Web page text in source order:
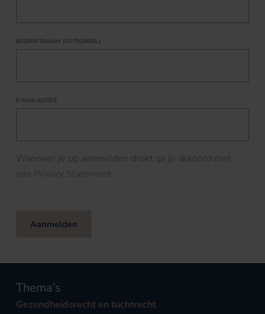
BEDRIJFSNAAM (OPTIONEEL)
E-MAILADRES
Wanneer je op aanmelden drukt ga je akkoord met
ons Privacy Statement.
Aanmelden
Thema’s
Gezondheidsrecht en tuchtrecht